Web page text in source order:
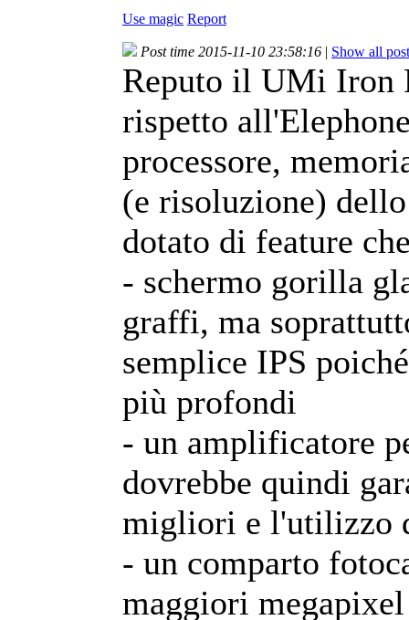
Use magic Report
Post time 2015-11-10 23:58:16 | Show all
Reputo il UMi Iron
rispetto
processore,
(e risoluzione)
dotato di feature
- schermo gorilla
graffi, ma
semplice IPS
più profondi
- un amplificatore
dovrebbe quindi
migliori e l'utilizzo
- un comparto
maggiori